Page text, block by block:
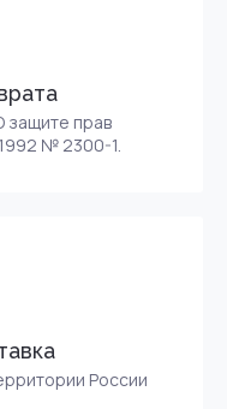
защите прав
№ 2300-1.
России